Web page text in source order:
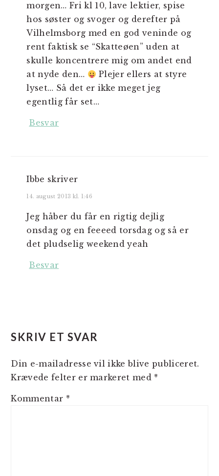
morgen… Fri kl 10, lave lektier, spise
hos søster og svoger og derefter på
Vilhelmsborg med en god veninde og
rent faktisk se “Skatteøen” uden at
skulle koncentrere mig om andet end
at nyde den…
Plejer ellers at styre
lyset… Så det er ikke meget jeg
egentlig får set…
Besvar
Ibbe skriver
14. august 2013 kl. 1:46
Jeg håber du får en rigtig dejlig
onsdag og en feeeed torsdag og så er
det pludselig weekend yeah
Besvar
SKRIV ET SVAR
Din e-mailadresse vil ikke blive publiceret.
Krævede felter er markeret med *
Kommentar *